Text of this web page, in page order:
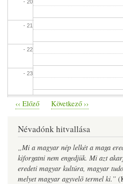
- 20
- 21
- 22
- 23
Oldalszámozás
‹‹ Előző Következő ››
Névadónk hitvallása
„Mi a magyar nép lelkét a maga
kiforgatni nem engedjük. Mi azt
eredeti magyar kultúra, magyar
melyet magyar agyvelõ termel ki.”